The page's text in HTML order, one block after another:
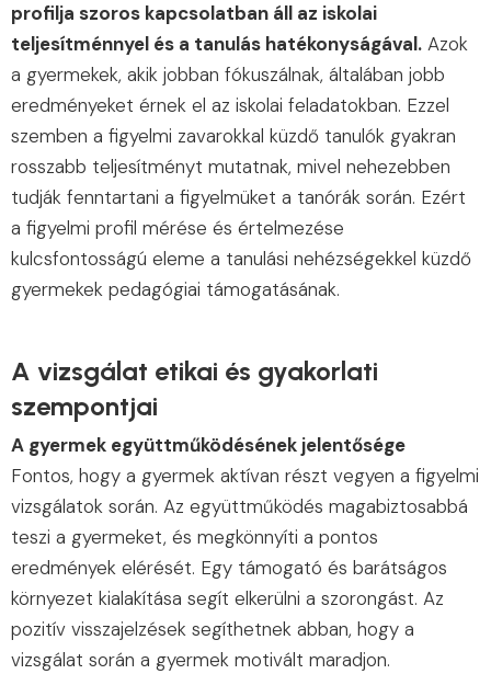
profilja szoros kapcsolatban áll az iskolai
teljesítménnyel és a tanulás hatékonyságával. Azok
a gyermekek, akik jobban fókuszálnak, általában jobb
eredményeket érnek el az iskolai feladatokban. Ezzel
szemben a figyelmi zavarokkal küzdő tanulók gyakran
rosszabb teljesítményt mutatnak, mivel nehezebben
tudják fenntartani a figyelmüket a tanórák során. Ezért
a figyelmi profil mérése és értelmezése
kulcsfontosságú eleme a tanulási nehézségekkel küzdő
gyermekek pedagógiai támogatásának.
A vizsgálat etikai és gyakorlati
szempontjai
A gyermek együttműködésének jelentősége
Fontos, hogy a gyermek aktívan részt vegyen a figyelmi
vizsgálatok során. Az együttműködés magabiztosabbá
teszi a gyermeket, és megkönnyíti a pontos
eredmények elérését. Egy támogató és barátságos
környezet kialakítása segít elkerülni a szorongást. Az
pozitív visszajelzések segíthetnek abban, hogy a
vizsgálat során a gyermek motivált maradjon.